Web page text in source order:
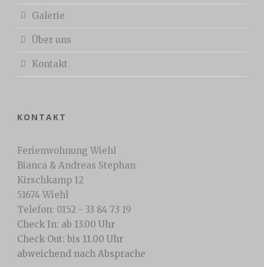
Galerie
Über uns
Kontakt
KONTAKT
Ferienwohnung Wiehl
Bianca & Andreas Stephan
Kirschkamp 12
51674 Wiehl
Telefon: 0152 - 33 84 73 19
Check In: ab 13.00 Uhr
Check Out: bis 11.00 Uhr
abweichend nach Absprache